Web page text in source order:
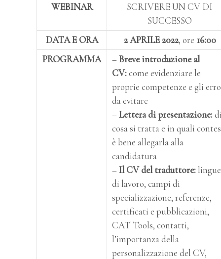
WEBINAR
SCRIVERE UN CV DI
SUCCESSO
DATA E ORA
2 APRILE 2022, ore 16:00
PROGRAMMA
–Breve introduzione al
CV:come evidenziare le
proprie competenze e gli
da evitare
–Lettera di presentazione:
cosa si tratta e in quali
è bene allegarla alla
candidatura
–Il CV del traduttore:lingue
di lavoro, campi di
specializzazione, referenze,
certificati e pubblicazioni,
CAT Tools, contatti,
l’importanza della
personalizzazione del CV,